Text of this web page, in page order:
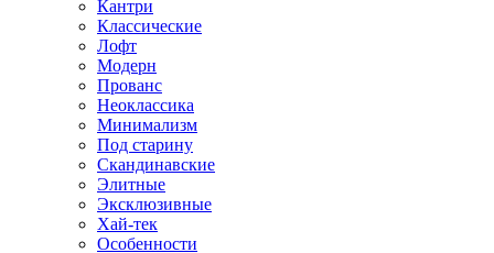
Кантри
Классические
Лофт
Модерн
Прованс
Неоклассика
Минимализм
Под старину
Скандинавские
Элитные
Эксклюзивные
Хай-тек
Особенности